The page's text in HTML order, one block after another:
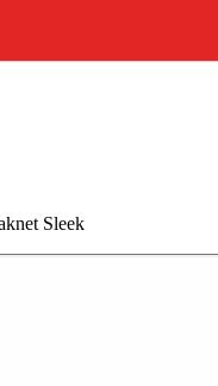
Sleek